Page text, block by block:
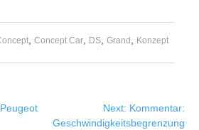
, Concept Car, DS, Grand , Konzept
Next: Kommentar:
Geschwindigkeitsbegrenzung